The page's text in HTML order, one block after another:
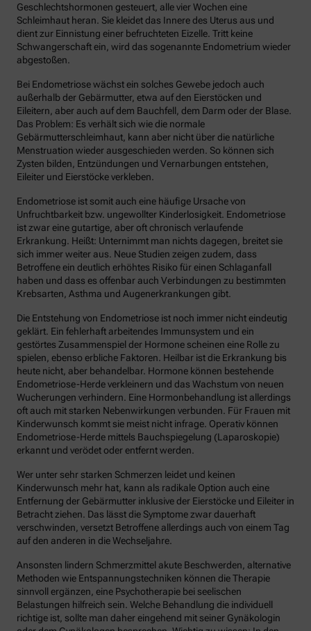
Geschlechtshormonen gesteuert, alle vier Wochen eine
Schleimhaut heran. Sie kleidet das Innere des Uterus aus und
dient zur Einnistung einer befruchteten Eizelle. Tritt keine
Schwangerschaft ein, wird das sogenannte Endometrium wieder
abgestoßen.
Bei Endometriose wächst ein solches Gewebe jedoch auch
außerhalb der Gebärmutter, etwa auf den Eierstöcken und
Eileitern, aber auch auf dem Bauchfell, dem Darm oder der Blase.
Das Problem: Es verhält sich wie die normale
Gebärmutterschleimhaut, kann aber nicht über die natürliche
Menstruation wieder ausgeschieden werden. So können sich
Zysten bilden, Entzündungen und Vernarbungen entstehen,
Eileiter und Eierstöcke verkleben.
Endometriose ist somit auch eine häufige Ursache von
Unfruchtbarkeit bzw. ungewollter Kinderlosigkeit. Endometriose
ist zwar eine gutartige, aber oft chronisch verlaufende
Erkrankung. Heißt: Unternimmt man nichts dagegen, breitet sie
sich immer weiter aus. Neue Studien zeigen zudem, dass
Betroffene ein deutlich erhöhtes Risiko für einen Schlaganfall
haben und dass es offenbar auch Verbindungen zu bestimmten
Krebsarten, Asthma und Augenerkrankungen gibt.
Die Entstehung von Endometriose ist noch immer nicht eindeutig
geklärt. Ein fehlerhaft arbeitendes Immunsystem und ein
gestörtes Zusammenspiel der Hormone scheinen eine Rolle zu
spielen, ebenso erbliche Faktoren. Heilbar ist die Erkrankung bis
heute nicht, aber behandelbar. Hormone können bestehende
Endometriose-Herde verkleinern und das Wachstum von neuen
Wucherungen verhindern. Eine Hormonbehandlung ist allerdings
oft auch mit starken Nebenwirkungen verbunden. Für Frauen mit
Kinderwunsch kommt sie meist nicht infrage. Operativ können
Endometriose-Herde mittels Bauchspiegelung (Laparoskopie)
erkannt und verödet oder entfernt werden.
Wer unter sehr starken Schmerzen leidet und keinen
Kinderwunsch mehr hat, kann als radikale Option auch eine
Entfernung der Gebärmutter inklusive der Eierstöcke und Eileiter in
Betracht ziehen. Das lässt die Symptome zwar dauerhaft
verschwinden, versetzt Betroffene allerdings auch von einem Tag
auf den anderen in die Wechseljahre.
Ansonsten lindern Schmerzmittel akute Beschwerden, alternative
Methoden wie Entspannungstechniken können die Therapie
sinnvoll ergänzen, eine Psychotherapie bei seelischen
Belastungen hilfreich sein. Welche Behandlung die individuell
richtige ist, sollte man daher eingehend mit seiner Gynäkologin